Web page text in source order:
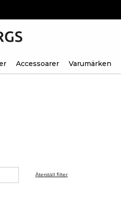
Accessoarer Varumärken
Återställ filter